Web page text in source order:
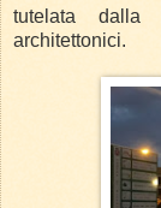
tutelata dalla
architettonici.